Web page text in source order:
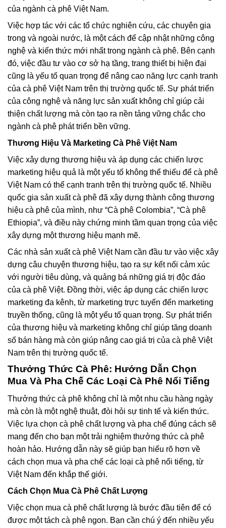
của ngành cà phê Việt Nam.
Việc hợp tác với các tổ chức nghiên cứu, các chuyên gia
trong và ngoài nước, là một cách để cập nhật những công
nghệ và kiến thức mới nhất trong ngành cà phê. Bên cạnh
đó, việc đầu tư vào cơ sở hạ tầng, trang thiết bị hiện đại
cũng là yếu tố quan trọng để nâng cao năng lực cạnh tranh
của cà phê Việt Nam trên thị trường quốc tế. Sự phát triển
của công nghệ và năng lực sản xuất không chỉ giúp cải
thiện chất lượng mà còn tạo ra nền tảng vững chắc cho
ngành cà phê phát triển bền vững.
Thương Hiệu Và Marketing Cà Phê Việt Nam
Việc xây dựng thương hiệu và áp dụng các chiến lược
marketing hiệu quả là một yếu tố không thể thiếu để cà phê
Việt Nam có thể cạnh tranh trên thị trường quốc tế. Nhiều
quốc gia sản xuất cà phê đã xây dựng thành công thương
hiệu cà phê của mình, như “Cà phê Colombia”, “Cà phê
Ethiopia”, và điều này chứng minh tầm quan trọng của việc
xây dựng một thương hiệu mạnh mẽ.
Các nhà sản xuất cà phê Việt Nam cần đầu tư vào việc xây
dựng câu chuyện thương hiệu, tạo ra sự kết nối cảm xúc
với người tiêu dùng, và quảng bá những giá trị độc đáo
của cà phê Việt. Đồng thời, việc áp dụng các chiến lược
marketing đa kênh, từ marketing trực tuyến đến marketing
truyền thống, cũng là một yếu tố quan trọng. Sự phát triển
của thương hiệu và marketing không chỉ giúp tăng doanh
số bán hàng mà còn giúp nâng cao giá trị của cà phê Việt
Nam trên thị trường quốc tế.
Thưởng Thức Cà Phê: Hướng Dẫn Chọn
Mua Và Pha Chế Các Loại Cà Phê Nổi Tiếng
Thưởng thức cà phê không chỉ là một nhu cầu hàng ngày
mà còn là một nghệ thuật, đòi hỏi sự tinh tế và kiến thức.
Việc lựa chọn cà phê chất lượng và pha chế đúng cách sẽ
mang đến cho bạn một trải nghiệm thưởng thức cà phê
hoàn hảo. Hướng dẫn này sẽ giúp bạn hiểu rõ hơn về
cách chọn mua và pha chế các loại cà phê nổi tiếng, từ
Việt Nam đến khắp thế giới.
Cách Chọn Mua Cà Phê Chất Lượng
Việc chọn mua cà phê chất lượng là bước đầu tiên để có
được một tách cà phê ngon. Bạn cần chú ý đến nhiều yếu